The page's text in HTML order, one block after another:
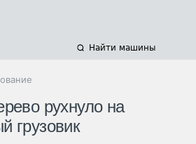
Найти машины
рухнуло на
грузовик